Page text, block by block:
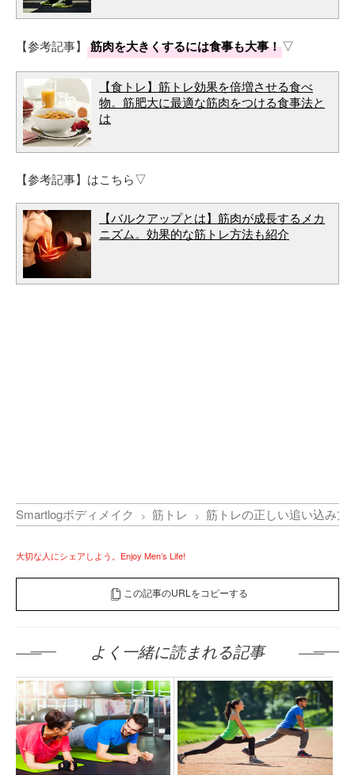
【参考記事】 筋肉を大きくするには食事も大事！▽
【食トレ】筋トレ効果を倍増させる食べ
物。筋肥大に最適な筋肉をつける食事法と
は
【参考記事】はこちら▽
【バルクアップとは】筋肉が成長するメカ
ニズム。効果的な筋トレ方法も紹介
Smartlogボディメイク 筋トレ 筋トレの正しい追い込み
大切な人にシェアしよう。Enjoy Men’s Life!
この記事のURLをコピーする
よく一緒に読まれる記事